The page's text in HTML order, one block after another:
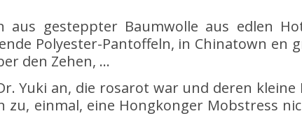
aus gesteppter Baumwolle aus edlen
Polyester-Pantoffeln, in Chinatown en
den Zehen, …
Yuki an, die rosarot war und deren
einmal, eine Hongkonger Mobstress